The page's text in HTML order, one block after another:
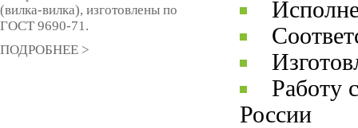
Работу
России
(вилка-вилка), изготовлены по
ГОСТ 9690-71.
ПОДРОБНЕЕ >